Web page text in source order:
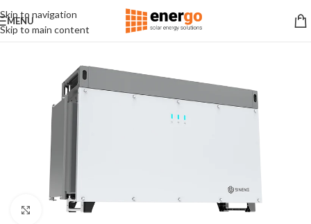
Skip to navigation
Skip to main content
MENU
Click to enlarge